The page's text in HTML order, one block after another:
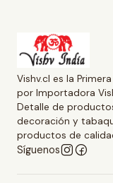
Vishv.cl es la
por Importadora
Detalle de
decoración y
productos de
Síguenos